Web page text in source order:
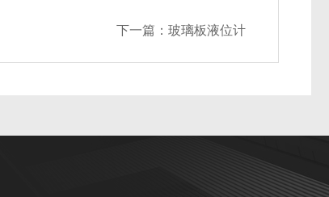
下一篇： 玻璃板液位计